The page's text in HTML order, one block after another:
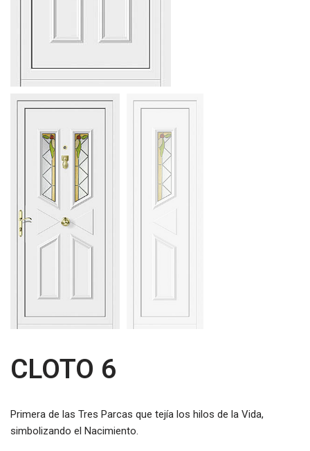
CLOTO 6
Primera de las Tres Parcas que tejía los hilos de la Vida,
simbolizando el Nacimiento.